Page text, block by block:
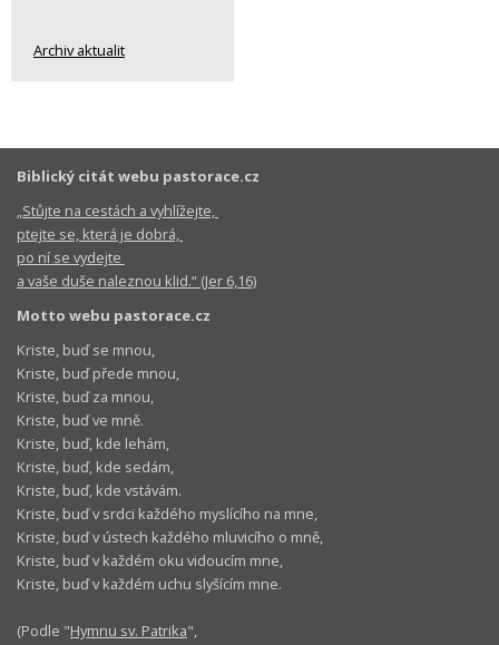
Archiv aktualit
Biblický citát webu pastorace.cz
„Stůjte na cestách a vyhlížejte,
ptejte se, která je dobrá,
po ní se vydejte
a vaše duše naleznou klid.“ (Jer 6,16)
Motto webu pastorace.cz
Kriste, buď se mnou,
Kriste, buď přede mnou,
Kriste, buď za mnou,
Kriste, buď ve mně.
Kriste, buď, kde lehám,
Kriste, buď, kde sedám,
Kriste, buď, kde vstávám.
Kriste, buď v srdci každého myslícího na mne,
Kriste, buď v ústech každého mluvicího o mně,
Kriste, buď v každém oku vidoucím mne,
Kriste, buď v každém uchu slyšícím mne.
(Podle "Hymnu sv. Patrika",